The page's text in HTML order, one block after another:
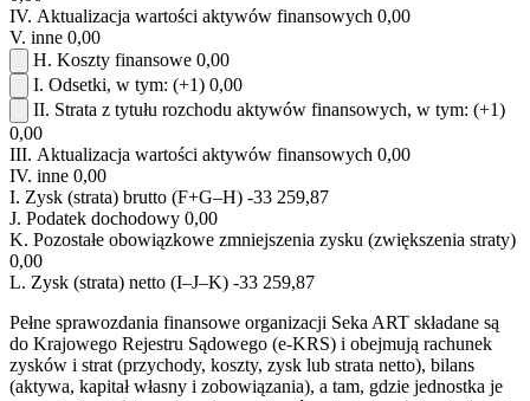
IV. Aktualizacja wartości aktywów finansowych 0,00
V. inne 0,00
H. Koszty finansowe 0,00
I. Odsetki, w tym: (+1) 0,00
II. Strata z tytułu rozchodu aktywów finansowych, w tym: (+1)
0,00
III. Aktualizacja wartości aktywów finansowych 0,00
IV. inne 0,00
I. Zysk (strata) brutto (F+G–H) -33 259,87
J. Podatek dochodowy 0,00
K. Pozostałe obowiązkowe zmniejszenia zysku (zwiększenia straty)
0,00
L. Zysk (strata) netto (I–J–K) -33 259,87
Pełne sprawozdania finansowe organizacji Seka ART składane są
do Krajowego Rejestru Sądowego (e-KRS) i obejmują rachunek
zysków i strat (przychody, koszty, zysk lub strata netto), bilans
(aktywa, kapitał własny i zobowiązania), a tam, gdzie jednostka je